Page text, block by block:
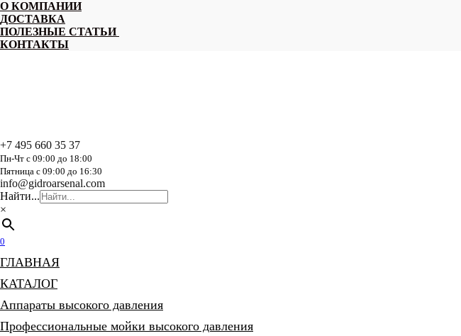
Перейти
к
содержанию
О КОМПАНИИ
ДОСТАВКА
ПОЛЕЗНЫЕ СТАТЬИ
КОНТАКТЫ
+7 495 660 35 37
Пн-Чт с 09:00 до 18:00
Пятница с 09:00 до 16:30
info@gidroarsenal.com
Найти...
×
0
ГЛАВНАЯ
КАТАЛОГ
Аппараты высокого давления
Профессиональные мойки высокого давления